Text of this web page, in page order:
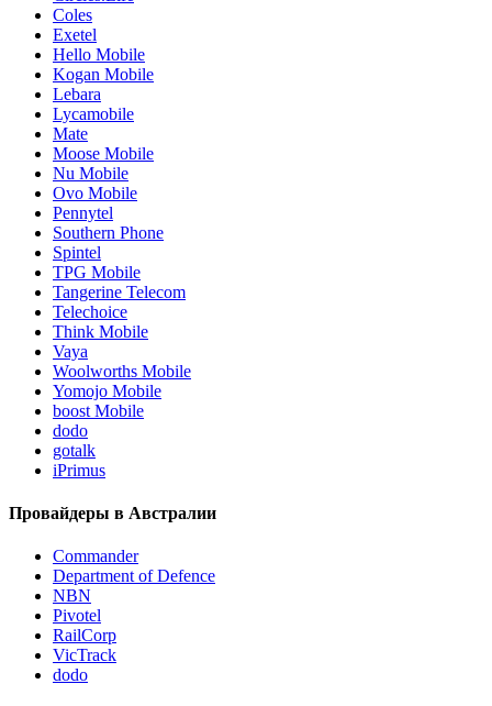
Coles
Exetel
Hello Mobile
Kogan Mobile
Lebara
Lycamobile
Mate
Moose Mobile
Nu Mobile
Ovo Mobile
Pennytel
Southern Phone
Spintel
TPG Mobile
Tangerine Telecom
Telechoice
Think Mobile
Vaya
Woolworths Mobile
Yomojo Mobile
boost Mobile
dodo
gotalk
iPrimus
Провайдеры в Австралии
Commander
Department of Defence
NBN
Pivotel
RailCorp
VicTrack
dodo